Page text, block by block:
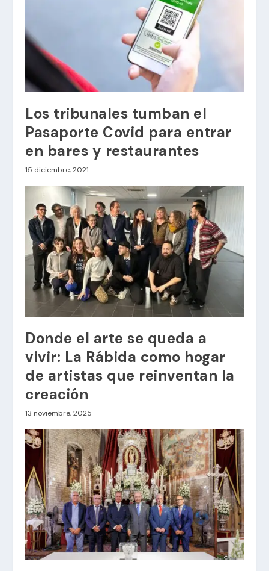
Los tribunales tumban el
Pasaporte Covid para entrar
en bares y restaurantes
15 diciembre, 2021
Donde el arte se queda a
vivir: La Rábida como hogar
de artistas que reinventan la
creación
13 noviembre, 2025